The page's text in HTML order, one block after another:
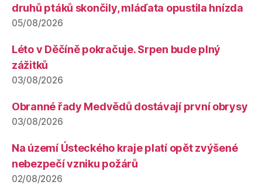
druhů ptáků skončily, mláďata opustila hnízda
05/08/2026
Léto v Děčíně pokračuje. Srpen bude plný
zážitků
03/08/2026
Obranné řady Medvědů dostávají první obrysy
03/08/2026
Na území Ústeckého kraje platí opět zvýšené
nebezpečí vzniku požárů
02/08/2026